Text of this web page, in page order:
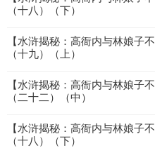
（十八）（下）
【水浒揭秘：高衙内与林娘子
（十九）（上）
【水浒揭秘：高衙内与林娘子
（二十二）（中）
【水浒揭秘：高衙内与林娘子
（十八）（下）